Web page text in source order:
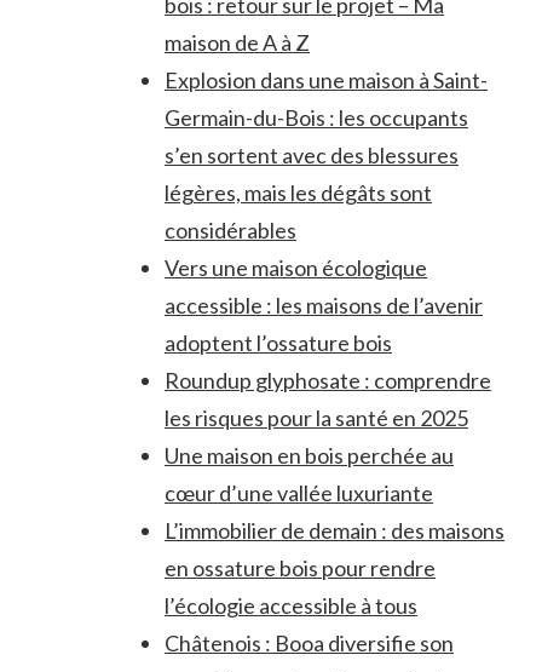
maison de A à Z
Explosion dans une maison à Saint-
Germain-du-Bois : les occupants
s’en sortent avec des blessures
légères, mais les dégâts sont
considérables
Vers une maison écologique
accessible : les maisons de l’avenir
adoptent l’ossature bois
Roundup glyphosate : comprendre
les risques pour la santé en 2025
Une maison en bois perchée au
cœur d’une vallée luxuriante
L’immobilier de demain : des maisons
en ossature bois pour rendre
l’écologie accessible à tous
Châtenois : Booa diversifie son